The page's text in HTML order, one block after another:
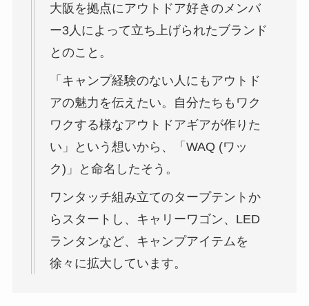
大阪を拠点にアウトドア好きのメンバ
ー3人によって立ち上げられたブランド
とのこと。
「キャンプ経験のない人にもアウトド
アの魅力を伝えたい。自分たちもワク
ワクする様なアウトドアギアが作りた
い」という想いから、「WAQ (ワッ
ク)」と命名したそう。
ワンタッチ組み立てのタープテントか
らスタートし、キャリーワゴン、LED
ランタンなど、キャンプアイテムを
徐々に拡大しています。